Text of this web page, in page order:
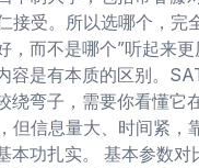
接受。所以选哪个，完
，而不是哪个”听起来更
容是有本质的区别。
绕弯子，需要你看懂它
但信息量大、时间紧，
本功扎实。 基本参数对